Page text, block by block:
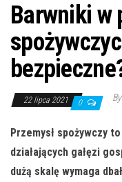
Barwniki w
22 lipca 2021 0 By
Przemysł spożywczy
działających gałęzi
dużą skalę wymaga